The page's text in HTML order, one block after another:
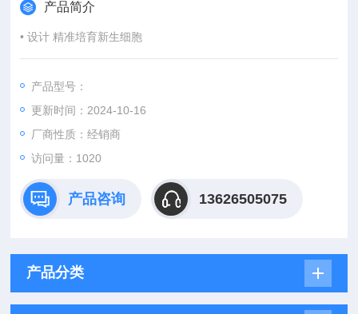
产品简介
• 设计 精准培育新生细胞
产品型号：
更新时间：2024-10-16
厂商性质：经销商
访问量：1020
产品咨询 13626505075
产品分类